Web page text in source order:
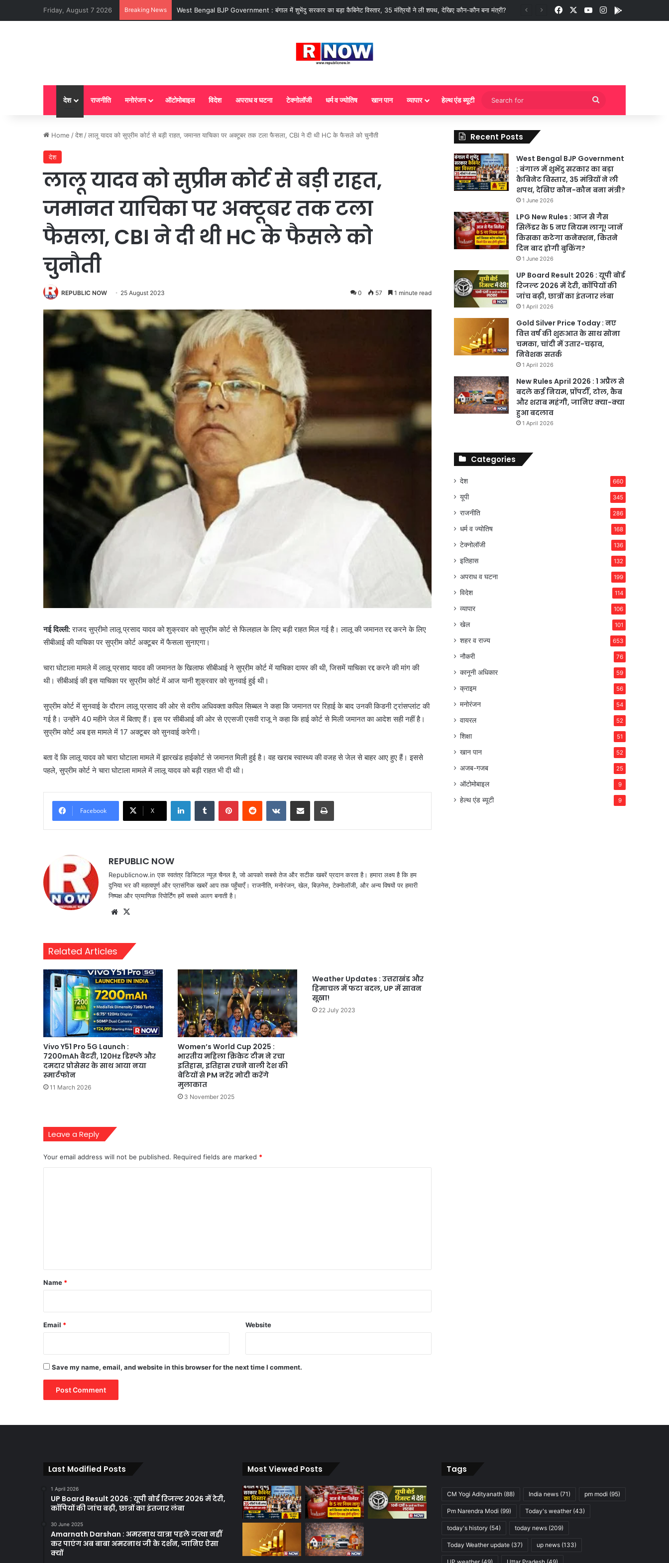
Friday, August 7 2026 Breaking News LPG New Rules : आज से गैस सिलेंडर के 5 नए नियम लागू! जानें किसका कटेगा कनेक्शन, कितने दिन बाद होगी बुकिंग? FacebookYouTubeInstagram
देश राजनीति मनोरंजन ऑटोमोबाइल विदेश अपराध व घटना टेक्नोलॉजी धर्म व ज्योतिष खान पान व्यापार हेल्थ एंड ब्यूटी
Search
for
Home /देश /लालू यादव को सुप्रीम कोर्ट से बड़ी राहत, जमानत याचिका पर अक्टूबर तक टला फैसला, CBI ने दी थी HC के फैसले को चुनौती
देश
लालू यादव को सुप्रीम कोर्ट से बड़ी राहत,
जमानत याचिका पर अक्टूबर तक टला
फैसला, CBI ने दी थी HC के फैसले को
चुनौती
REPUBLIC NOW 25 August 2023 0 57 1 minute read
नई दिल्ली:राजद सुप्रीमो लालू प्रसाद यादव को शुक्रवार को सुप्रीम कोर्ट से फिलहाल के लिए बड़ी राहत मिल गई है। लालू की जमानत रद्द करने के लिए
सीबीआई की याचिका पर सुप्रीम कोर्ट अक्टूबर में फैसला सुनाएगा।
चारा घोटाला मामले में लालू प्रसाद यादव की जमानत के खिलाफ सीबीआई ने सुप्रीम कोर्ट में याचिका दायर की थी, जिसमें याचिका रद्द करने की मांग की
थी। सीबीआई की इस याचिका पर सुप्रीम कोर्ट में आज यानी शुक्रवार को सुनवाई हुई थी।
सुप्रीम कोर्ट में सुनवाई के दौरान लालू प्रसाद की ओर से वरीय अधिवक्ता कपिल सिब्बल ने कहा कि जमानत पर रिहाई के बाद उनकी किडनी ट्रांसप्लांट की
गई है। उन्होंने 40 महीने जेल में बिताए हैं। इस पर सीबीआई की ओर से एएसजी एसवी राजू ने कहा कि हाई कोर्ट से मिली जमानत का आदेश सही नहीं है।
सुप्रीम कोर्ट अब इस मामले में 17 अक्टूबर को सुनवाई करेगी।
बता दें कि लालू यादव को चारा घोटाला मामले में झारखंड हाईकोर्ट से जमानत मिली हुई है। वह खराब स्वास्थ्य की वजह से जेल से बाहर आए हुए हैं। इससे
पहले, सुप्रीम कोर्ट ने चारा घोटाला मामले में लालू यादव को बड़ी राहत भी दी थी।
Facebook X
LinkedInTumblr PinterestReddit VKontakteShare via Email Print
REPUBLIC NOW
Republicnow.in एक स्वतंत्र डिजिटल न्यूज़ चैनल है, जो आपको सबसे तेज और सटीक खबरें प्रदान करता है। हमारा लक्ष्य है कि हम
दुनिया भर की महत्वपूर्ण और प्रासंगिक खबरें आप तक पहुँचाएँ। राजनीति, मनोरंजन, खेल, बिज़नेस, टेक्नोलॉजी, और अन्य विषयों पर हमारी
निष्पक्ष और प्रमाणिक रिपोर्टिंग हमें सबसे अलग बनाती है।
Website
Related Articles
Vivo Y51 Pro 5G Launch :
7200mAh बैटरी, 120Hz डिस्प्ले और
दमदार प्रोसेसर के साथ आया नया
स्मार्टफोन
11 March 2026
Women’s World Cup 2025 :
भारतीय महिला क्रिकेट टीम ने रचा
इतिहास, इतिहास रचने वाली देश की
बेटियों से PM नरेंद्र मोदी करेंगे
मुलाकात
3 November 2025
Weather Updates : उत्तराखंड और
हिमाचल में फटा बदल, UP में सावन
सूखा!
22 July 2023
Leave a Reply
Your email address will not be published. Required fields are marked *
*
Name *
Email * Website
Save my name, email, and website in this browser for the next time I comment.
Recent Posts
West Bengal BJP Government
: बंगाल में शुभेंदु सरकार का बड़ा
कैबिनेट विस्तार, 35 मंत्रियों ने ली
शपथ, देखिए कौन-कौन बना मंत्री?
1 June 2026
LPG New Rules : आज से गैस
सिलेंडर के 5 नए नियम लागू! जानें
किसका कटेगा कनेक्शन, कितने
दिन बाद होगी बुकिंग?
1 June 2026
UP Board Result 2026 : यूपी बोर्ड
रिजल्ट 2026 में देरी, कॉपियों की
जांच बढ़ी, छात्रों का इंतजार लंबा
1 April 2026
Gold Silver Price Today : नए
वित्त वर्ष की शुरुआत के साथ सोना
चमका, चांदी में उतार-चढ़ाव,
निवेशक सतर्क
1 April 2026
New Rules April 2026 : 1 अप्रैल से
बदले कई नियम, प्रॉपर्टी, टोल, कैब
और शराब महंगी, जानिए क्या-क्या
हुआ बदलाव
1 April 2026
Categories
देश 660
यूपी 345
राजनीति 286
धर्म व ज्योतिष 168
टेक्नोलॉजी 136
इतिहास 132
अपराध व घटना 199
विदेश 114
व्यापार 106
खेल 101
शहर व राज्य 653
नौकरी 76
कानूनी अधिकार 59
क्राइम 56
मनोरंजन 54
वायरल 52
शिक्षा 51
खान पान 52
अजब-गजब 25
ऑटोमोबाइल 9
हेल्थ एंड ब्यूटी 9
Last Modified Posts
1 April 2026
UP Board Result 2026 : यूपी बोर्ड रिजल्ट 2026 में देरी,
कॉपियों की जांच बढ़ी, छात्रों का इंतजार लंबा
30 June 2025
Amarnath Darshan : अमरनाथ यात्रा पहले जत्था नहीं
कर पाएंग अब बाबा अमरनाथ जी के दर्शन, जानिए ऐसा
क्यों
Most Viewed Posts Tags
CM Yogi Adityanath(88) India news(71) pm modi (95)
Pm Narendra Modi (99) Today's weather(43)
today's history (54) today news(209)
Today Weather update(37) up news(133)